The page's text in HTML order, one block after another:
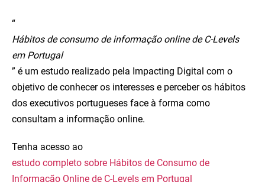
“
Hábitos de consumo de informação online de C-Levels
em Portugal
” é um estudo realizado pela Impacting Digital com o
objetivo de conhecer os interesses e perceber os hábitos
dos executivos portugueses face à forma como
consultam a informação online.
Tenha acesso ao
estudo completo sobre Hábitos de Consumo de
Informação Online de C-Levels em Portugal